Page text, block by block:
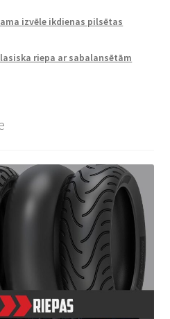
izvēle ikdienas pilsētas
riepa ar sabalansētām